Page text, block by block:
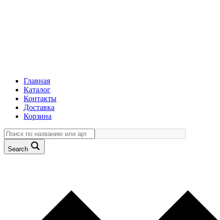
Главная
Каталог
Контакты
Доставка
Корзина
Search